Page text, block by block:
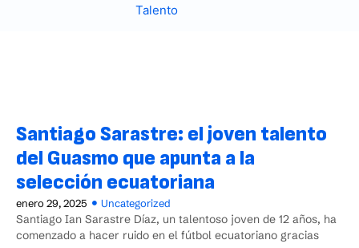
Talento
Santiago Sarastre: el joven talento
del Guasmo que apunta a la
selección ecuatoriana
enero 29, 2025 Uncategorized
Santiago Ian Sarastre Díaz, un talentoso joven de 12 años, ha
comenzado a hacer ruido en el fútbol ecuatoriano gracias